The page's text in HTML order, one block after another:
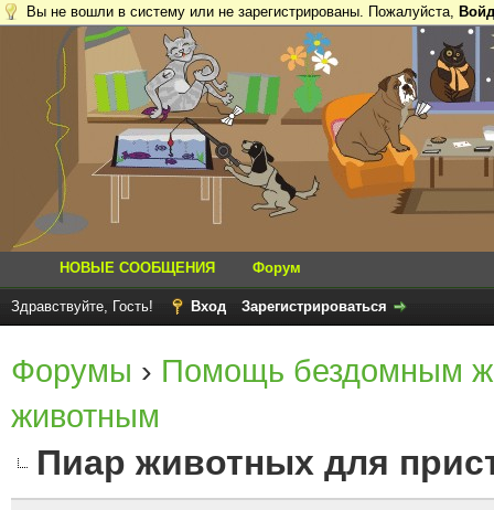
Вы не вошли в систему или не зарегистрированы. Пожалуйста,
НОВЫЕ СООБЩЕНИЯ Форум
Здравствуйте, Гость! Вход Зарегистрироваться
Форумы › Помощь бездомным
животным
Пиар животных для